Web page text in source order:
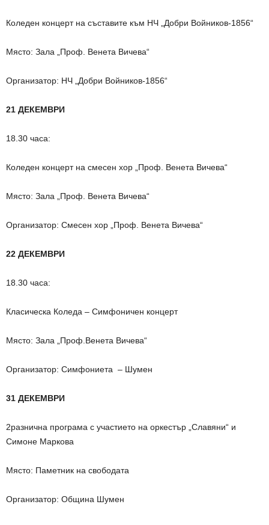
Коледен концерт на съставите към НЧ „Добри Войников-1856“
Място: Зала „Проф. Венета Вичева“
Организатор: НЧ „Добри Войников-1856“
21 ДЕКЕМВРИ
18.30 часа:
Коледен концерт на смесен хор „Проф. Венета Вичева“
Място: Зала „Проф. Венета Вичева“
Организатор: Смесен хор „Проф. Венета Вичева“
22 ДЕКЕМВРИ
18.30 часа:
Класическа Коледа – Симфоничен концерт
Място: Зала „Проф.Венета Вичева“
Организатор: Симфониета – Шумен
31 ДЕКЕМВРИ
2разнична програма с участието на оркестър „Славяни“ и
Симоне Маркова
Място: Паметник на свободата
Организатор: Община Шумен